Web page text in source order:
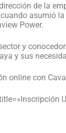
de la
asumió
Power.
y
y sus
online con